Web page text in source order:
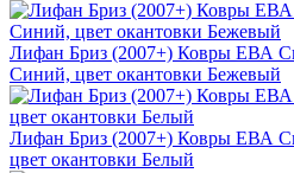
Лифан Бриз (2007+) Ковры ЕВА
Синий, цвет окантовки Бежевый
Лифан Бриз (2007+) Ковры ЕВА
цвет окантовки Белый